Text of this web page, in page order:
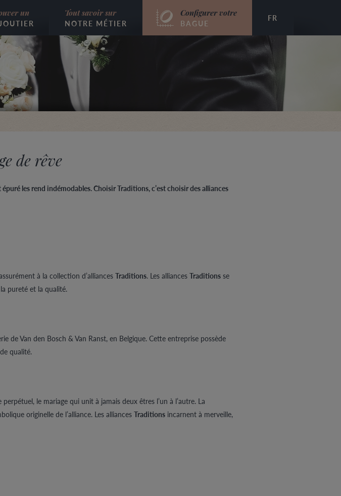
FR
un
Tout savoir sur
NOTRE MÉTIER
Configurer votre
BAGUE
de rêve
les rend indémodables. Choisir Traditions, c’est choisir des alliances
à la collection d’alliances Traditions. Les alliances Traditions se
pureté et la qualité.
de Van den Bosch & Van Ranst, en Belgique. Cette entreprise possède
qualité.
le mariage qui unit à jamais deux êtres l’un à l’autre. La
originelle de l’alliance. Les alliancesTraditions incarnent à merveille,